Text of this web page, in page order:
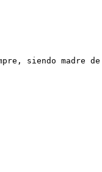
siendo madre